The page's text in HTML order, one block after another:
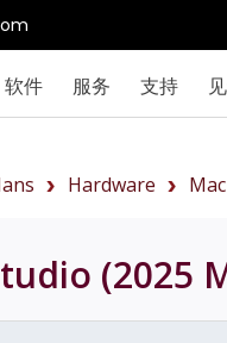
软件 服务 支持
Hardware Mac
(2025